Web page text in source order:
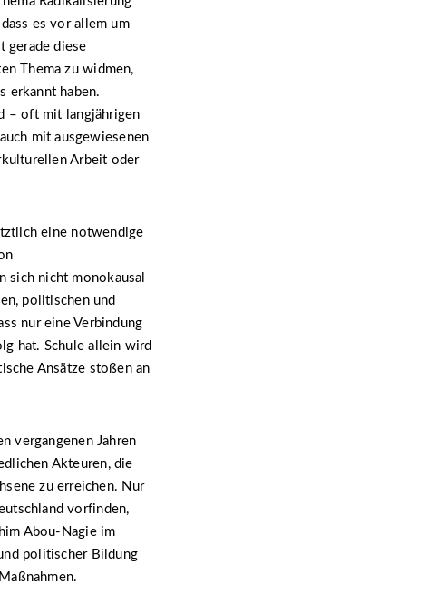
es vor allem um
gerade diese
Thema zu widmen,
erkannt haben.
– oft mit langjährigen
mit ausgewiesenen
Arbeit oder
eine notwendige
sich nicht monokausal
politischen und
nur eine Verbindung
hat. Schule allein wird
Ansätze stoßen an
vergangenen Jahren
Akteuren, die
zu erreichen. Nur
vorfinden,
Abou-Nagie im
politischer Bildung